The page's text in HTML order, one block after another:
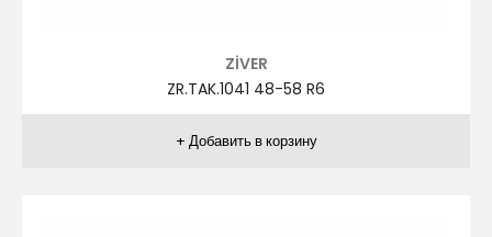
ZİVER
ZR.TAK.1029 48-58 R2